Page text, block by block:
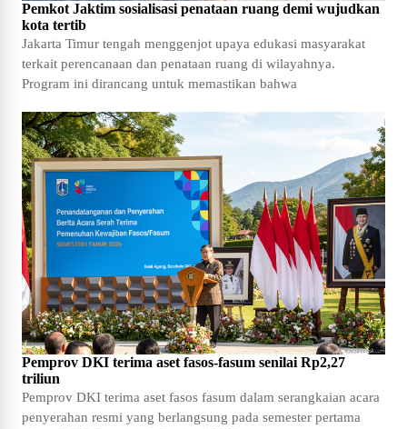
Pemkot Jaktim sosialisasi penataan ruang demi wujudkan
kota tertib
Jakarta Timur tengah menggenjot upaya edukasi masyarakat
terkait perencanaan dan penataan ruang di wilayahnya.
Program ini dirancang untuk memastikan bahwa
Pemprov DKI terima aset fasos-fasum senilai Rp2,27
triliun
Pemprov DKI terima aset fasos fasum dalam serangkaian acara
penyerahan resmi yang berlangsung pada semester pertama